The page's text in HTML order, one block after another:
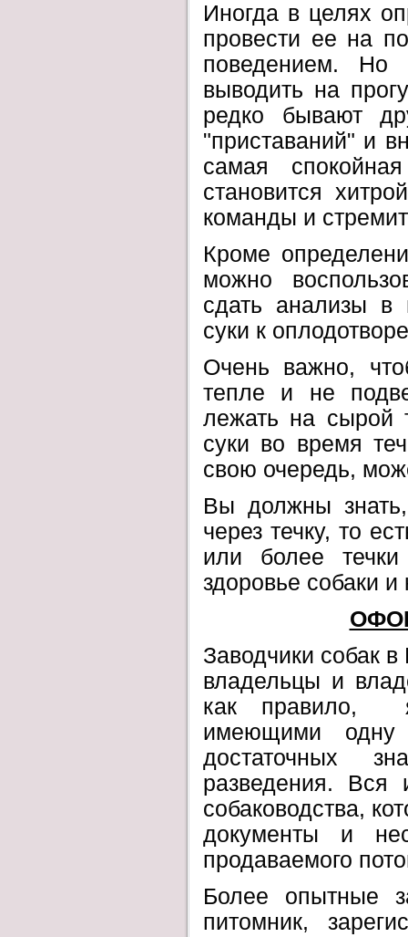
Иногда в целях
провести ее на
поведением. Но
выводить на
редко бывают
"приставаний" и
самая
становится
команды и
Кроме
можно
сдать анализы в
суки к
Очень важно,
тепле и не
лежать на сырой
суки во время
свою очередь,
Вы должны
через течку, то
или более течки
здоровье собаки и
Заводчики собак
владельцы и
как правило,
имеющими
достаточных
разведения. Вся
собаководства,
документы и
продаваемого
Более опытные
питомник,